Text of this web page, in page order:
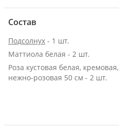
Состав
Подсолнух - 1 шт.
Маттиола белая - 2 шт.
Роза кустовая белая, кремовая,
нежно-розовая 50 см - 2 шт.